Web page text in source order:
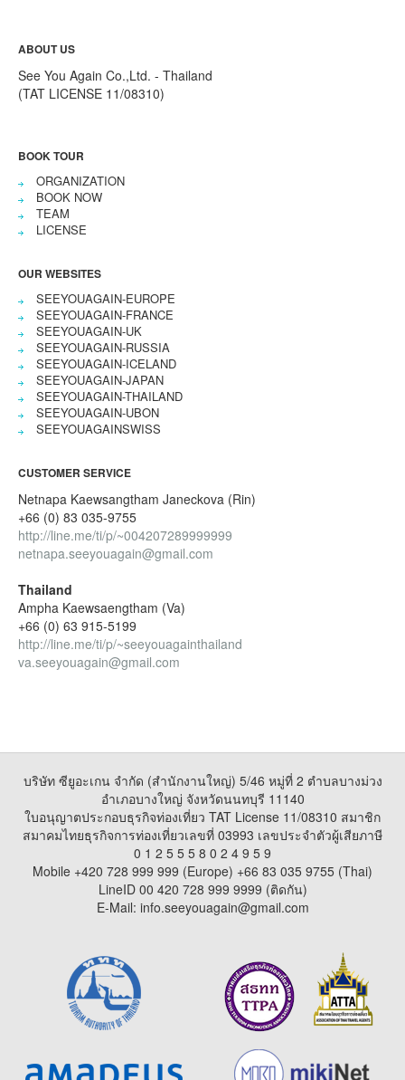
ABOUT US
See You Again Co.,Ltd. - Thailand
(TAT LICENSE 11/08310)
BOOK TOUR
ORGANIZATION
BOOK NOW
TEAM
LICENSE
OUR WEBSITES
SEEYOUAGAIN-EUROPE
SEEYOUAGAIN-FRANCE
SEEYOUAGAIN-UK
SEEYOUAGAIN-RUSSIA
SEEYOUAGAIN-ICELAND
SEEYOUAGAIN-JAPAN
SEEYOUAGAIN-THAILAND
SEEYOUAGAIN-UBON
SEEYOUAGAINSWISS
CUSTOMER SERVICE
Netnapa Kaewsangtham Janeckova (Rin)
+66 (0) 83 035-9755
http://line.me/ti/p/~004207289999999
netnapa.seeyouagain@gmail.com
Thailand
Ampha Kaewsaengtham (Va)
+66 (0) 63 915-5199
http://line.me/ti/p/~seeyouagainthailand
va.seeyouagain@gmail.com
บริษัท ซียูอะเกน จำกัด (สำนักงานใหญ่) 5/46 หมู่ที่ 2 ตำบลบางม่วง
อำเภอบางใหญ่ จังหวัดนนทบุรี 11140
ใบอนุญาตประกอบธุรกิจท่องเที่ยว TAT License 11/08310 สมาชิก
สมาคมไทยธุรกิจการท่องเที่ยวเลขที่ 03993 เลขประจำตัวผู้เสียภาษี
0 1 2 5 5 5 8 0 2 4 9 5 9
Mobile +420 728 999 999 (Europe) +66 83 035 9755 (Thai)
LineID 00 420 728 999 9999 (ติดกัน)
E-Mail: info.seeyouagain@gmail.com